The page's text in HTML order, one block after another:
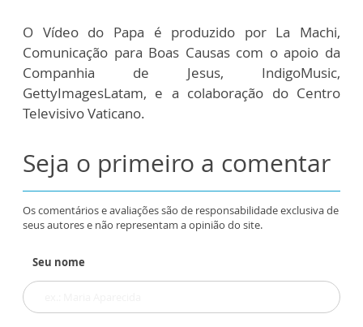
O Vídeo do Papa é produzido por La Machi,
Comunicação para Boas Causas com o apoio da
Companhia de Jesus, IndigoMusic,
GettyImagesLatam, e a colaboração do Centro
Televisivo Vaticano.
Seja o primeiro a comentar
Os comentários e avaliações são de responsabilidade exclusiva de
seus autores e não representam a opinião do site.
Seu nome